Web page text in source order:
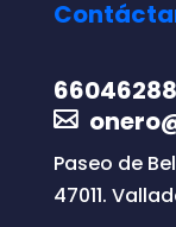
Paseo de
47011.